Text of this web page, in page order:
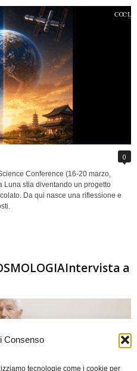
Consenso
tecnologie come i cookie per
0
Conference (16-20 marzo,
Luna stia diventando un progetto
Da qui nasce una riflessione e
a